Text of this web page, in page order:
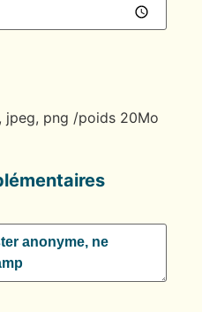
jpeg, png /poids 20Mo